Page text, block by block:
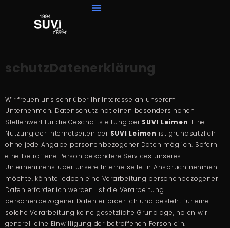
schutzDatenerklärung
Wir freuen uns sehr über Ihr Interesse an unserem
Unternehmen. Datenschutz hat einen besonders hohen
Stellenwert für die Geschäftsleitung der SUVI Leimen. Eine
Nutzung der Internetseiten der SUVI Leimen ist grundsätzlich
ohne jede Angabe personenbezogener Daten möglich. Sofern
eine betroffene Person besondere Services unseres
Unternehmens über unsere Internetseite in Anspruch nehmen
möchte, könnte jedoch eine Verarbeitung personenbezogener
Daten erforderlich werden. Ist die Verarbeitung
personenbezogener Daten erforderlich und besteht für eine
solche Verarbeitung keine gesetzliche Grundlage, holen wir
generell eine Einwilligung der betroffenen Person ein.